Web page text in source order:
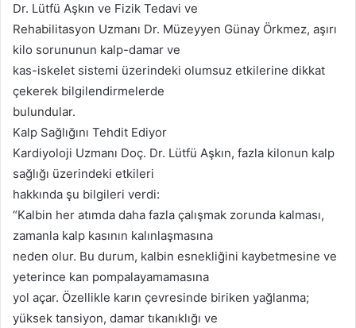
Dr. Lütfü Aşkın ve Fizik Tedavi ve
Rehabilitasyon Uzmanı Dr. Müzeyyen Günay Örkmez, aşırı
kilo sorununun kalp-damar ve
kas-iskelet sistemi üzerindeki olumsuz etkilerine dikkat
çekerek bilgilendirmelerde
bulundular.
Kalp Sağlığını Tehdit Ediyor
Kardiyoloji Uzmanı Doç. Dr. Lütfü Aşkın, fazla kilonun kalp
sağlığı üzerindeki etkileri
hakkında şu bilgileri verdi:
“Kalbin her atımda daha fazla çalışmak zorunda kalması,
zamanla kalp kasının kalınlaşmasına
neden olur. Bu durum, kalbin esnekliğini kaybetmesine ve
yeterince kan pompalayamamasına
yol açar. Özellikle karın çevresinde biriken yağlanma;
yüksek tansiyon, damar tıkanıklığı ve